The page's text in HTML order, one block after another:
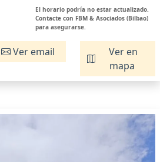
El horario podría no estar actualizado.
Contacte con FBM & Asociados (Bilbao)
para asegurarse.
Ver email
Ver en
mapa